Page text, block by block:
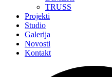
TRUSS
Projekti
Studio
Galerija
Novosti
Kontakt